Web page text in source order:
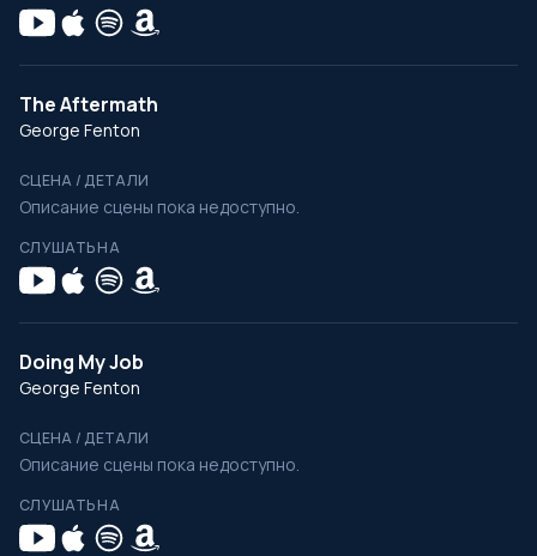
The Aftermath
George Fenton
СЦЕНА / ДЕТАЛИ
Описание сцены пока недоступно.
СЛУШАТЬ НА
Doing My Job
George Fenton
СЦЕНА / ДЕТАЛИ
Описание сцены пока недоступно.
СЛУШАТЬ НА